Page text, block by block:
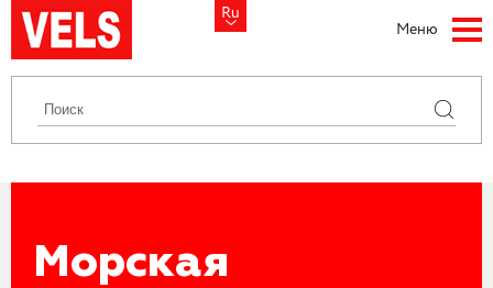
Меню
Ru
Морская